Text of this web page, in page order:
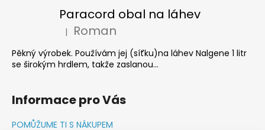
Paracord obal na láhev
Hodnocení produktu je 5 z 5 hvězdiček.
| Roman
Pěkný výrobek. Používám jej (síťku)na láhev Nalgene 1 litr
se širokým hrdlem, takže zaslanou...
Informace pro Vás
POMŮŽUME TI S NÁKUPEM